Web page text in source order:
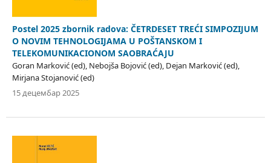
Postel 2025 zbornik radova: ČETRDESET TREĆI SIMPOZIJUM
O NOVIM TEHNOLOGIJAMA U POŠTANSKOM I
TELEKOMUNIKACIONOM SAOBRAĆAJU
Goran Marković (ed), Nebojša Bojović (ed), Dejan Marković (ed),
Mirjana Stojanović (ed)
15 децембар 2025